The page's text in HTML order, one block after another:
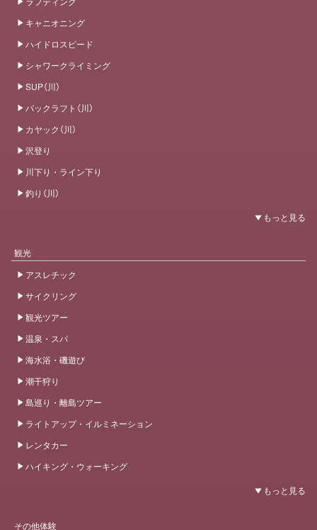
キャニオニング
ハイドロスピード
シャワークライミング
SUP（川）
パックラフト（川）
カヤック（川）
沢登り
川下り・ライン下り
釣り（川）
観光
アスレチック
サイクリング
観光ツアー
温泉・スパ
海水浴・磯遊び
潮干狩り
島巡り・離島ツアー
ライトアップ・イルミネーション
レンタカー
ハイキング・ウォーキング
その他体験